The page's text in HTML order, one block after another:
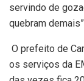
servindo de
quebram
O prefeito de
os serviços da